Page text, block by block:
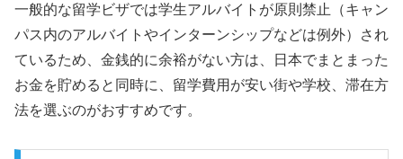
一般的な留学ビザでは学生アルバイトが原則禁止（キャン
パス内のアルバイトやインターンシップなどは例外）され
ているため、金銭的に余裕がない方は、日本でまとまった
お金を貯めると同時に、留学費用が安い街や学校、滞在方
法を選ぶのがおすすめです。